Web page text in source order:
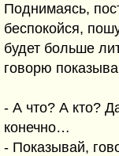
Поднимаясь,
беспокойся,
будет больше
говорю
- А что? А кто?
конечно…
- Показывай,